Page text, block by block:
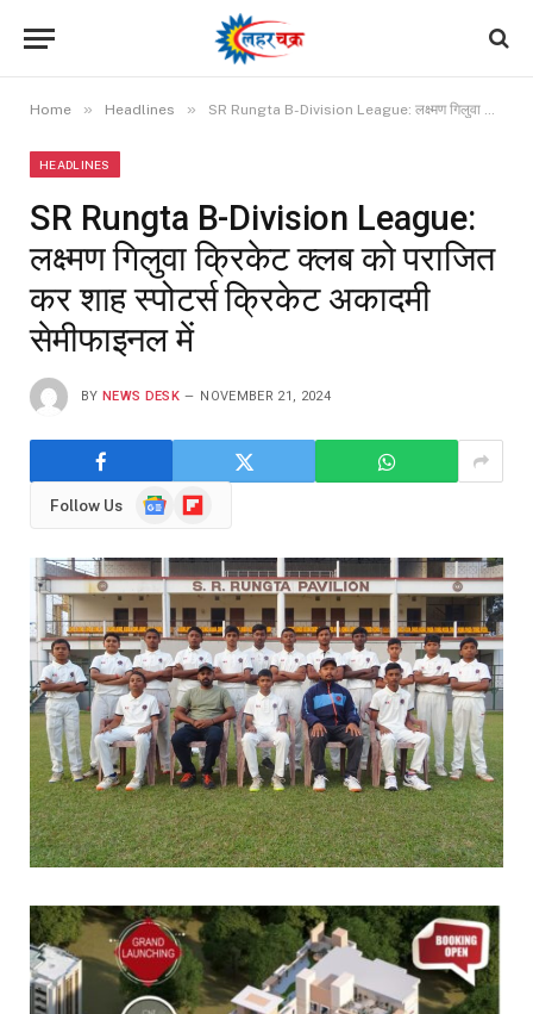
Home » Headlines » SR Rungta B-Division League: लक्ष्मण गिलुवा क्रिकेट क्लब को पराजित कर शाह स्पोटर्स क्रिकेट अकादमी सेमीफाइनल में
HEADLINES
SR Rungta B-Division League:
लक्ष्मण गिलुवा क्रिकेट क्लब को पराजित
कर शाह स्पोटर्स क्रिकेट अकादमी
सेमीफाइनल में
BY NEWS DESK NOVEMBER 21, 2024
Follow Us
GoogleFlipboard